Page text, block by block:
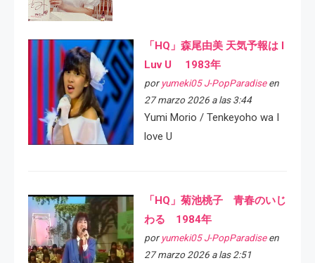
「HQ」森尾由美 天気予報は I
Luv U 1983年
por yumeki05 J-PopParadiseen
27 marzo 2026 a las 3:44
Yumi Morio / Tenkeyoho wa I
love U
「HQ」菊池桃子 青春のいじ
わる 1984年
por yumeki05 J-PopParadiseen
27 marzo 2026 a las 2:51